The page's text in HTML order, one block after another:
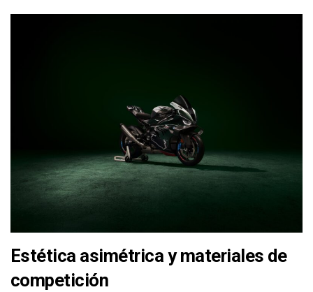
Estética asimétrica y materiales de
competición